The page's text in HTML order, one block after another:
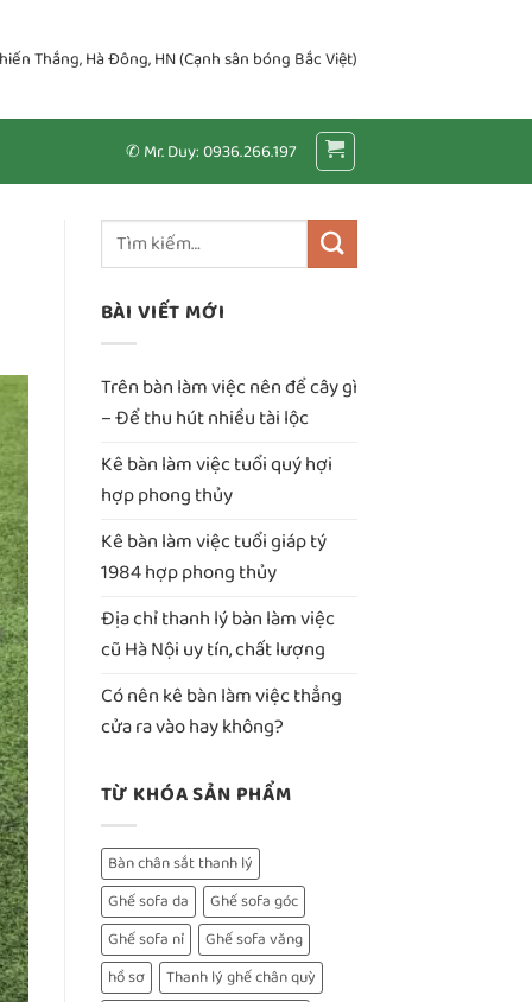
Thắng, Hà Đông, HN (Cạnh sân bóng Bắc Việt)
✆ Mr. Duy: 0936.266.197
BÀI VIẾT MỚI
Trên bàn làm việc nên để cây gì
– Để thu hút nhiều tài lộc
Kê bàn làm việc tuổi quý hợi
hợp phong thủy
Kê bàn làm việc tuổi giáp tý
1984 hợp phong thủy
Địa chỉ thanh lý bàn làm việc
cũ Hà Nội uy tín, chất lượng
Có nên kê bàn làm việc thẳng
cửa ra vào hay không?
TỪ KHÓA SẢN PHẨM
Bàn chân sắt thanh lý
Ghế sofa da
Ghế sofa góc
Ghế sofa nỉ
Ghế sofa văng
hồ sơ
Thanh lý ghế chân quỳ